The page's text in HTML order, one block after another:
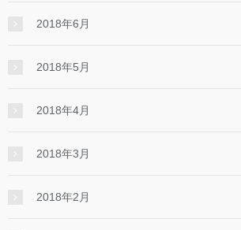
2018年6月
2018年5月
2018年4月
2018年3月
2018年2月